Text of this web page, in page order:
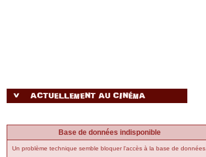
Base de données indisponible
Un problème technique semble bloquer l'accès à la base de données.